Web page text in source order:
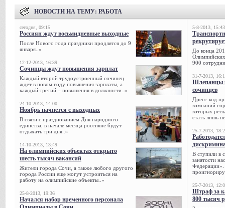
НОВОСТИ НА ТЕМУ: РАБОТА
сегодня, 09:15
Россиян ждут восьмидневные выходные
После Нового года праздники продлятся до 9
января..»
12-12-2013, 16:39
Сочинцы ждут повышения зарплат
Каждый второй трудоустроенный сочинец
ждет в новом году повышения зарплаты, а
каждый третий – повышения в должности..»
24-10-2013, 14:00
Ноябрь начнется с выходных
В связи с празднованием Дня народного
единства, в начале месяца россияне будут
отдыхать три дня..»
14-10-2013, 13:49
На олимпийских объектах открыто
шесть тысяч вакансий
Жители города Сочи, а также любого другого
города России еще могут устроиться на
работу на олимпийские объекты..»
25-8-2013, 19:36
Начался набор временного персонала
5-8-2013, 15:43
До конца
900
31-7-2013,
Шлепанцы
сочинцев
Дресс-код
компаний
которых
стать лишь
25-7-2013,
В ступили в
занятости
Федерации».
25-7-2013,
Штраф за
800 тысяч